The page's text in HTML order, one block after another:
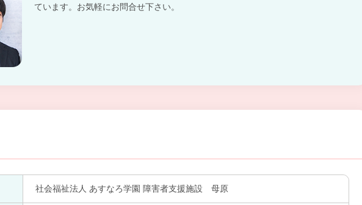
ています。お気軽にお問合せ下さい。
社会福祉法人 あすなろ学園 障害者支援施設 母原